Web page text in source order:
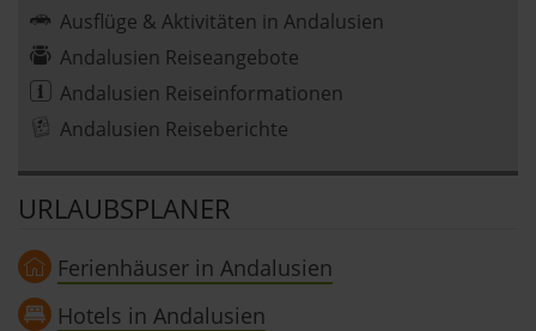
Ausflüge & Aktivitäten in Andalusien
Andalusien Reiseangebote
Andalusien Reiseinformationen
Andalusien Reiseberichte
URLAUBSPLANER
Ferienhäuser in Andalusien
Hotels in Andalusien